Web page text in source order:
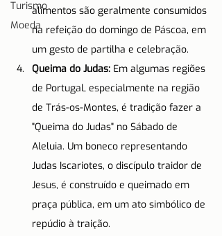
Turismo
Moeda
alimentos são geralmente consumidos
na refeição do domingo de Páscoa, em
um gesto de partilha e celebração.
Queima do Judas: Em algumas regiões
de Portugal, especialmente na região
de Trás-os-Montes, é tradição fazer a
"Queima do Judas" no Sábado de
Aleluia. Um boneco representando
Judas Iscariotes, o discípulo traidor de
Jesus, é construído e queimado em
praça pública, em um ato simbólico de
repúdio à traição.